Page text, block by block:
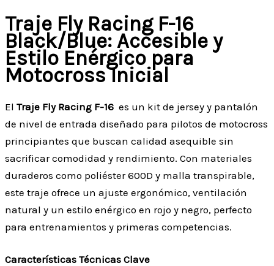
Traje Fly Racing F-16
Black/Blue: Accesible y
Estilo Enérgico para
Motocross Inicial
El Traje Fly Racing F-16 es un kit de jersey y pantalón
de nivel de entrada diseñado para pilotos de motocross
principiantes que buscan calidad asequible sin
sacrificar comodidad y rendimiento. Con materiales
duraderos como poliéster 600D y malla transpirable,
este traje ofrece un ajuste ergonómico, ventilación
natural y un estilo enérgico en rojo y negro, perfecto
para entrenamientos y primeras competencias.
Características Técnicas Clave